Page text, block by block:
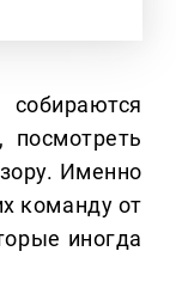
посмотреть
Именно
команду от
иногда